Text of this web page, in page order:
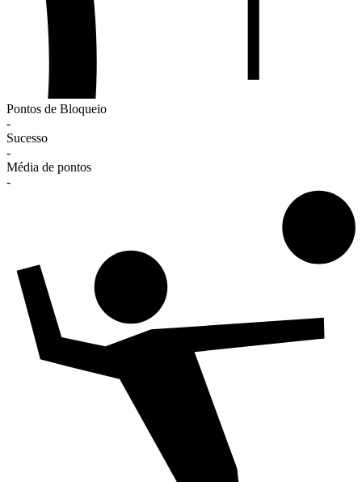
Pontos de Bloqueio
-
Sucesso
-
Média de pontos
-